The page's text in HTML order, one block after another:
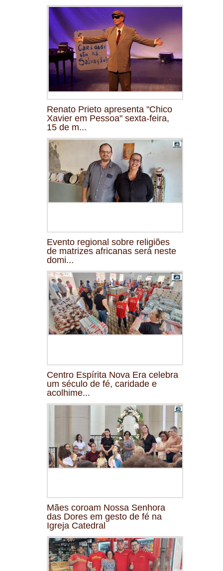
Renato Prieto apresenta "Chico
Xavier em Pessoa" sexta-feira,
15 de m...
Evento regional sobre religiões
de matrizes africanas será neste
domi...
Centro Espírita Nova Era celebra
um século de fé, caridade e
acolhime...
Mães coroam Nossa Senhora
das Dores em gesto de fé na
Igreja Catedral